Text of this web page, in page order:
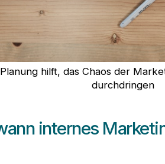
hilft, das Chaos der
durchdringen
internes